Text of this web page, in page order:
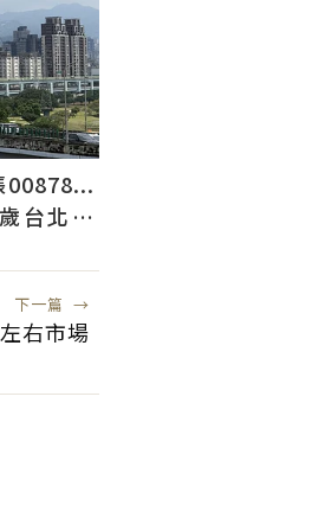
00878...
台北人
下一篇 →
右市場